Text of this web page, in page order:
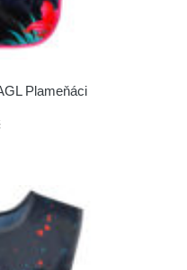
Plameňáci